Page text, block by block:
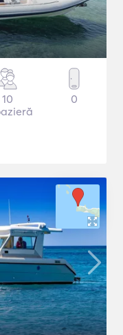
10
0